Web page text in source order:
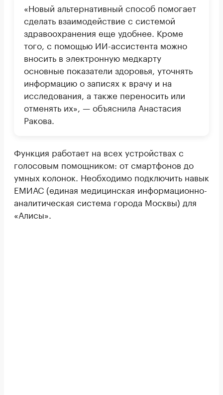
«Новый альтернативный способ помогает
сделать взаимодействие с системой
здравоохранения еще удобнее. Кроме
того, с помощью ИИ-ассистента можно
вносить в электронную медкарту
основные показатели здоровья, уточнять
информацию о записях к врачу и на
исследования, а также переносить или
отменять их», — объяснила Анастасия
Ракова.
Функция работает на всех устройствах с
голосовым помощником: от смартфонов до
умных колонок. Необходимо подключить навык
ЕМИАС (единая медицинская информационно-
аналитическая система города Москвы) для
«Алисы».